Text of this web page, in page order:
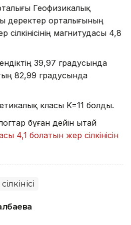
Геофизикалық
деректер орталығының
магнитудасы 4,8
39,97 градусында
82,99 градусында
класы K=11 болды.
бұған дейін Қытай
4,1 болатын жер сілкінісін